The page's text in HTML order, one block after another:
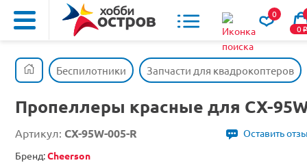
0
0o
Беспилотники Запчасти для квадрокоптеров
Пропеллеры красные для CX-
Артикул: CX-95W-005-R
Оставить
Бренд:Cheerson